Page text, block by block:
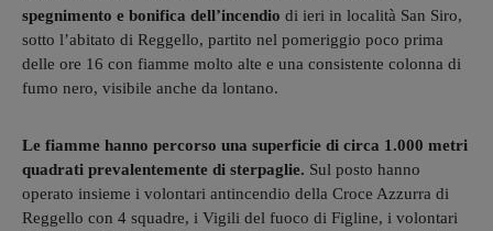
spegnimento e bonifica dell’incendio di ieri in località San Siro,
sotto l’abitato di Reggello, partito nel pomeriggio poco prima
delle ore 16 con fiamme molto alte e una consistente colonna di
fumo nero, visibile anche da lontano.
Le fiamme hanno percorso una superficie di circa 1.000 metri
quadrati prevalentemente di sterpaglie. Sul posto hanno
operato insieme i volontari antincendio della Croce Azzurra di
Reggello con 4 squadre, i Vigili del fuoco di Figline, i volontari